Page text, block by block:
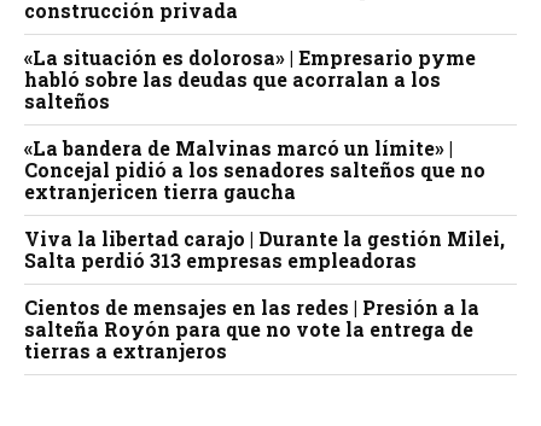
construcción privada
«La situación es dolorosa» | Empresario pyme
habló sobre las deudas que acorralan a los
salteños
«La bandera de Malvinas marcó un límite» |
Concejal pidió a los senadores salteños que no
extranjericen tierra gaucha
Viva la libertad carajo | Durante la gestión Milei,
Salta perdió 313 empresas empleadoras
Cientos de mensajes en las redes | Presión a la
salteña Royón para que no vote la entrega de
tierras a extranjeros